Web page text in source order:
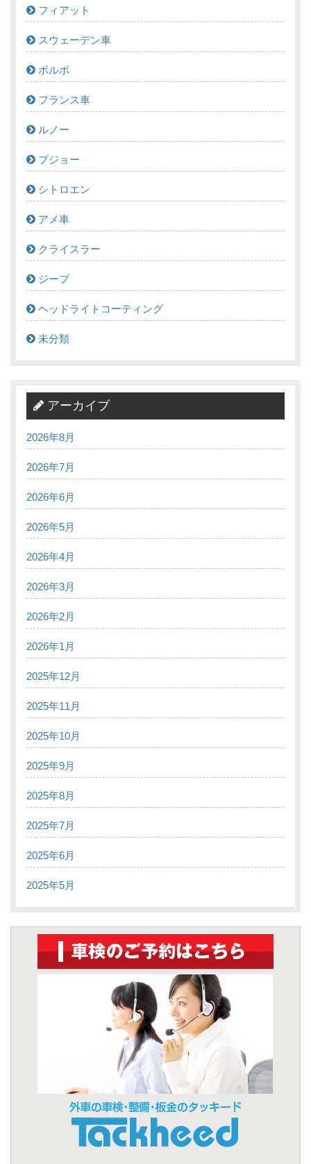
フィアット
スウェーデン車
ボルボ
フランス車
ルノー
プジョー
シトロエン
アメ車
クライスラー
ジープ
ヘッドライトコーティング
未分類
アーカイブ
2026年8月
2026年7月
2026年6月
2026年5月
2026年4月
2026年3月
2026年2月
2026年1月
2025年12月
2025年11月
2025年10月
2025年9月
2025年8月
2025年7月
2025年6月
2025年5月